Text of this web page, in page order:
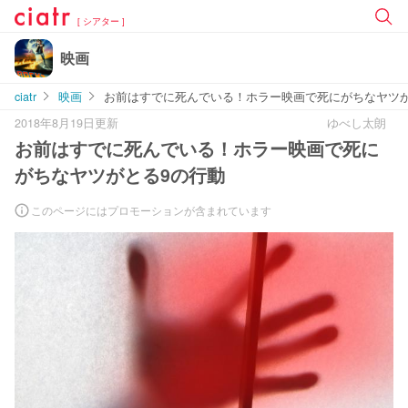
[ シアター ]
映画
ciatr 映画
お前はすでに死んでいる！ホラー映画で死にがちなヤツ
2018年8月19日更新
ゆべし太朗
お前はすでに死んでいる！ホラー映画で死に
がちなヤツがとる9の行動
このページにはプロモーションが含まれています